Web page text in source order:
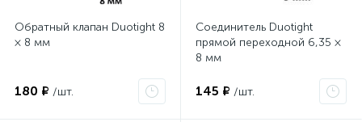
Обратный клапан Duotight 8
× 8 мм
180 ₽ /шт.
Соединитель Duotight
прямой переходной 6,35 ×
8 мм
145 ₽ /шт.